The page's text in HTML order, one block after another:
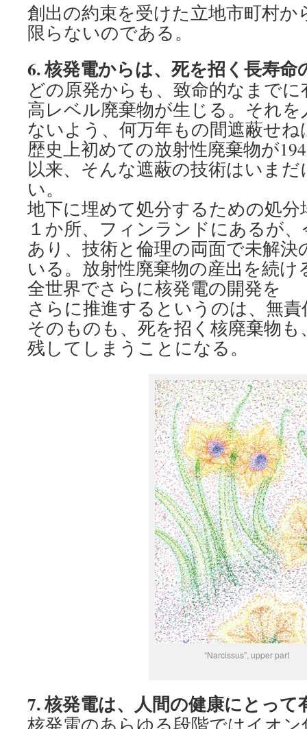
創出の約束を受けた立地市町村
限らないのである。
6.核発電からは、死を招く長寿命
どの原発からも、致命的なまで
高レベル廃棄物が生じる。それ
ないよう、何万年もの間遮蔽せ
歴史上初めての放射性廃棄物が
以来、そんな遮蔽の技術はいま
い。
地下に埋めて処分するための処
１か所、フィンランドにあるが
あり、技術と倫理の両面で未解
いる。放射性廃棄物の産出を続
全世界でさらに核発電の開発を
さらに推進するというのは、無
そのものも、死を招く核廃棄物も
残してしまうことになる。
“Narcissus”, upper part
7.核発電は、人間の健康にとって
核発電のあらゆる段階ではイオ